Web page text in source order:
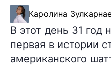
Каролина
В этот день 31 год
первая в истории
американского